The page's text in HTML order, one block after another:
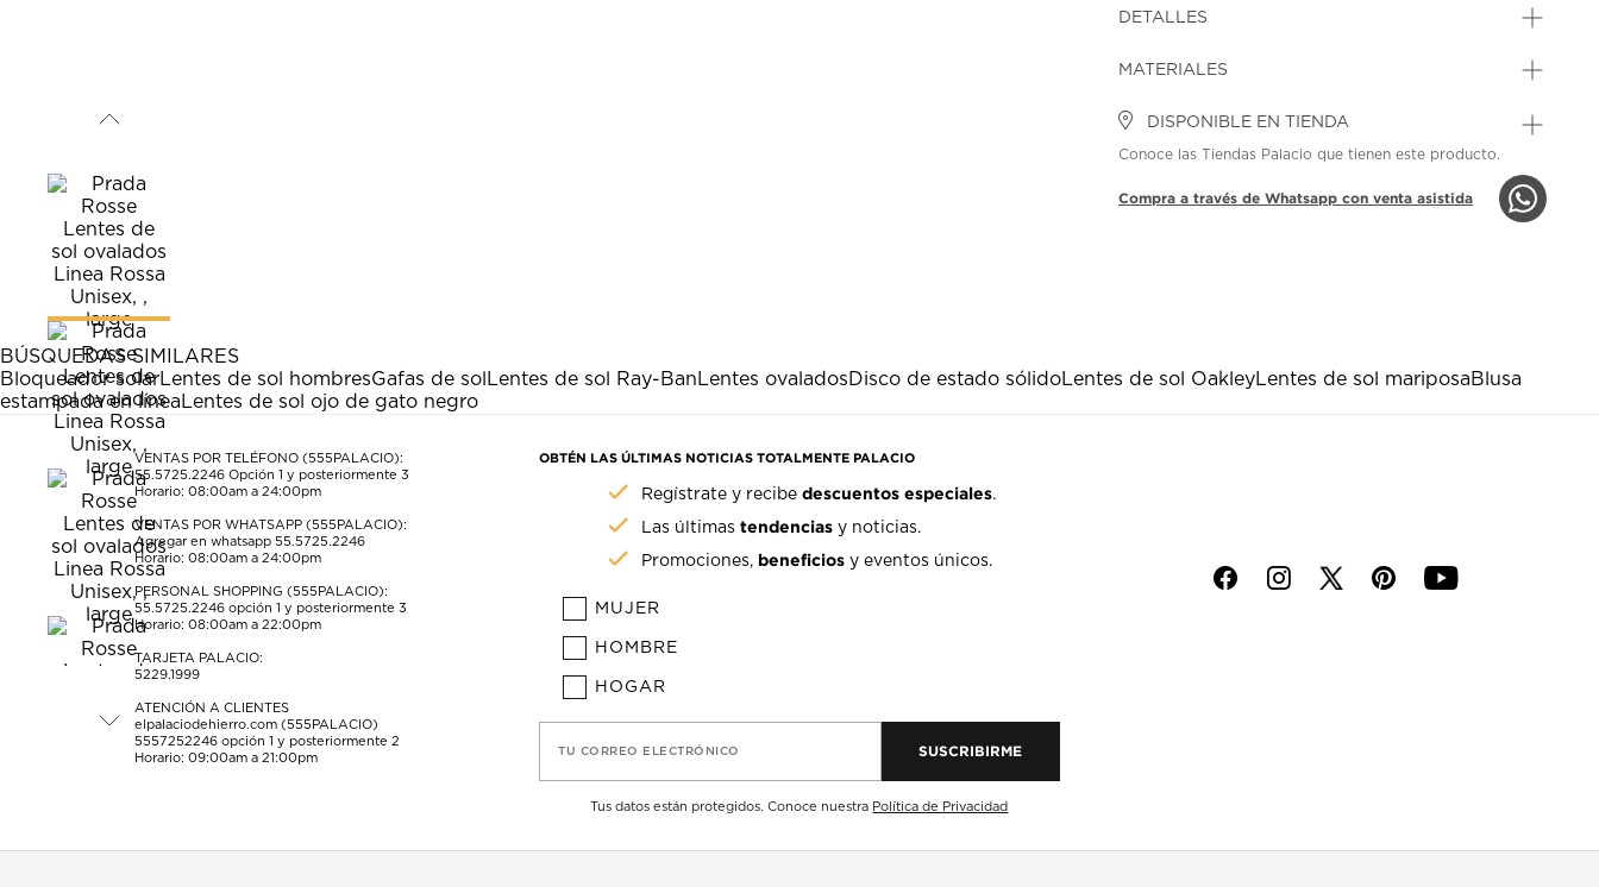
DETALLES
MATERIALES
DISPONIBLE EN TIENDA
Conoce las Tiendas Palacio que tienen este producto.
Compra a través de Whatsapp con venta asistida
BÚSQUEDAS SIMILARES
Bloqueador solarLentes de sol hombresGafas de sol Lentes de sol Ray-Ban Lentes ovalados Disco de estado sólidoLentes de sol OakleyLentes de sol mariposaBlusa
estampada en línea Lentes de sol ojo de gato negro
VENTAS POR TELÉFONO (555PALACIO):
55.5725.2246 Opción 1 y posteriormente 3
Horario: 08:00am a 24:00pm
VENTAS POR WHATSAPP (555PALACIO):
Agregar en whatsapp 55.5725.2246
Horario: 08:00am a 24:00pm
PERSONAL SHOPPING (555PALACIO):
55.5725.2246 opción 1 y posteriormente 3
Horario: 08:00am a 22:00pm
TARJETA PALACIO:
5229.1999
ATENCIÓN A CLIENTES
elpalaciodehierro.com (555PALACIO)
5557252246 opción 1 y posteriormente 2
Horario: 09:00am a 21:00pm
OBTÉN LAS ÚLTIMAS NOTICIAS TOTALMENTE PALACIO
Regístrate y recibedescuentos especiales.
Las últimastendencias y noticias.
Promociones, beneficios y eventos únicos.
MUJER
HOMBRE
HOGAR
TU CORREO ELECTRÓNICO SUSCRIBIRME
Tus datos están protegidos. Conoce nuestra Política de Privacidad
f i p y